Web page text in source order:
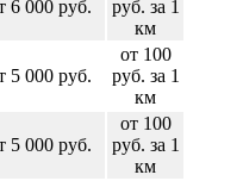
6 000 руб.
руб. за 1
км
5 000 руб.
от 100
руб. за 1
км
5 000 руб.
от 100
руб. за 1
км